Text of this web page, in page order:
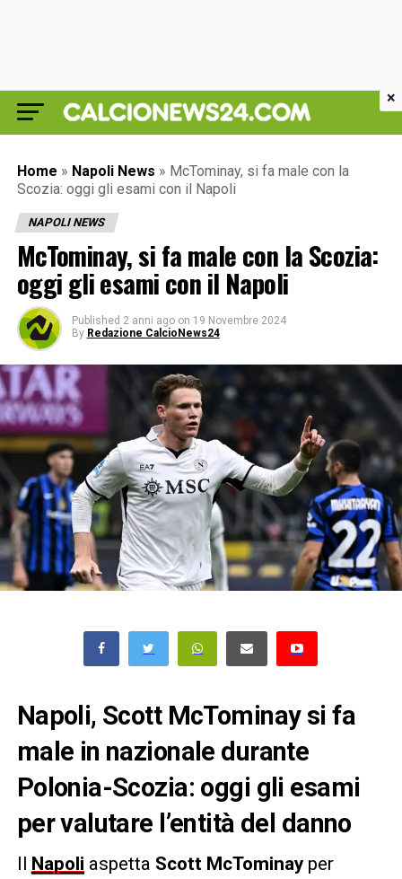
Home » Napoli News » McTominay, si fa male con la
Scozia: oggi gli esami con il Napoli
NAPOLI NEWS
McTominay, si fa male con la Scozia:
oggi gli esami con il Napoli
Published 2 anni ago on 19 Novembre 2024
By Redazione CalcioNews24
Napoli, Scott McTominay si fa
male in nazionale durante
Polonia-Scozia: oggi gli esami
per valutare l’entità del danno
Il Napoli aspetta Scott McTominayper
×